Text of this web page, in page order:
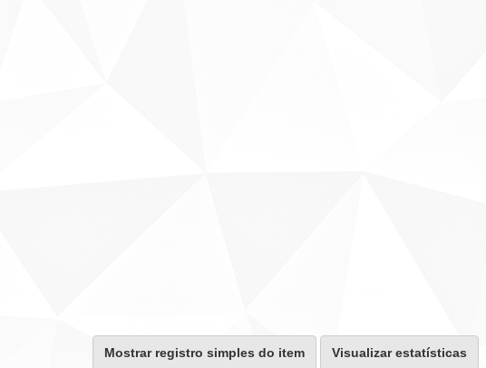
Mostrar registro simples do item Visualizar estatísticas